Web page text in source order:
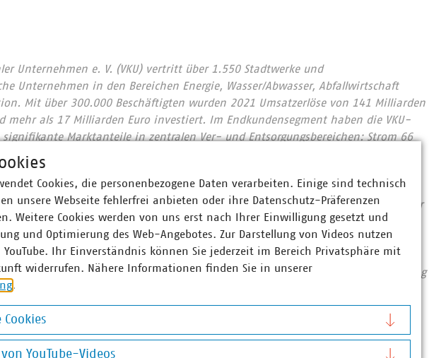
Unternehmen e. V. (VKU) vertritt über 1.550 Stadtwerke und
Unternehmen in den Bereichen Energie, Wasser/Abwasser, Abfallwirtschaft
Mit über 300.000 Beschäftigten wurden 2021 Umsatzerlöse von 141 Milliarden
mehr als 17 Milliarden Euro investiert. Im Endkundensegment haben die VKU-
Marktanteile in zentralen Ver- und Entsorgungsbereichen: Strom 66
Wärme 88 Prozent, Trinkwasser 89 Prozent, Abwasser 45 Prozent. Die
entsorgt jeden Tag 31.500 Tonnen Abfall und hat seit 1990 rund 78 Prozent
– damit ist sie der Hidden Champion des Klimaschutzes. Immer mehr
sich im Breitbandausbau: 206 Unternehmen investieren pro Jahr über
wollen 80 Prozent der kommunalen Unternehmen den
Anschlüsse für Antennen an ihr Glasfasernetz anbieten.
Zahlen Daten Fakten
am Laufen – denn nichts geschieht, wenn es nicht vor Ort passiert: Unser Beitrag
Unsere Positionen:
Cookies, die personenbezogene Daten verarbeiten. Einige sind technisch
unsere Webseite fehlerfrei anbieten oder ihre Datenschutz-Präferenzen
Weitere Cookies werden von uns erst nach Ihrer Einwilligung gesetzt und
und Optimierung des Web-Angebotes. Zur Darstellung von Videos nutzen
Ihr Einverständnis können Sie jederzeit im Bereich Privatsphäre mit
widerrufen. Nähere Informationen finden Sie in unserer
.
YouTube-Videos